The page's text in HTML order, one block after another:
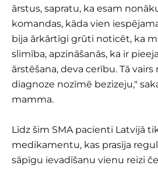
ārstus, sapratu, ka esam
komandas, kāda vien
bija ārkārtīgi grūti noticēt, ka
slimība, apzināšanās, ka ir
ārstēšana, deva cerību. Tā
diagnoze nozīmē bezizeju,"
mamma.
Līdz šim SMA pacienti Latvijā
medikamentu, kas prasīja
sāpīgu ievadīšanu vienu reizi